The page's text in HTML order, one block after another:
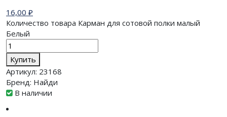
16,00 ₽
Количество товара Карман для сотовой полки малый
Белый
Купить
Артикул: 23168
Бренд: Найди
В наличии